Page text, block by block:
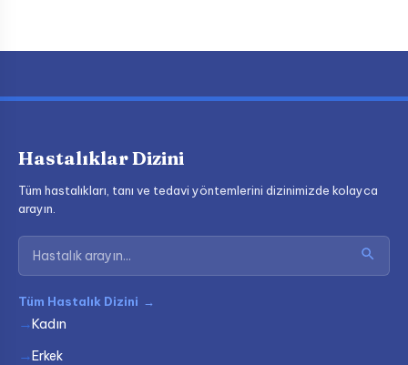
Hastalıklar Dizini
Tüm hastalıkları, tanı ve tedavi yöntemlerini dizinimizde kolayca
arayın.
Tüm Hastalık Dizini →
Kadın
Erkek